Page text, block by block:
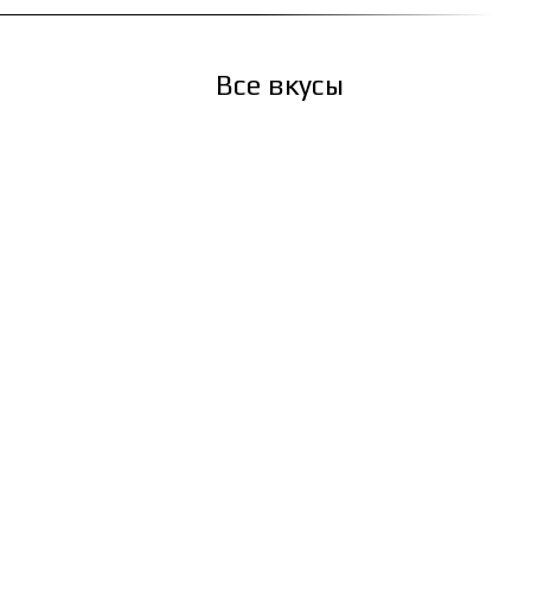
Все вкусы